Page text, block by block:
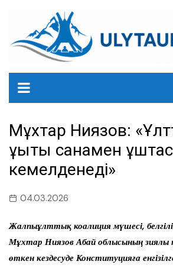
содержанию
Мұхтар Ниязов:
құқықтық санамен
кемелденеді»
04.03.2026
Жалпыұлттық коалиция мүшесі,
Мұхтар Ниязов Абай облысының зиялы
өткен кездесуде Конституцияға